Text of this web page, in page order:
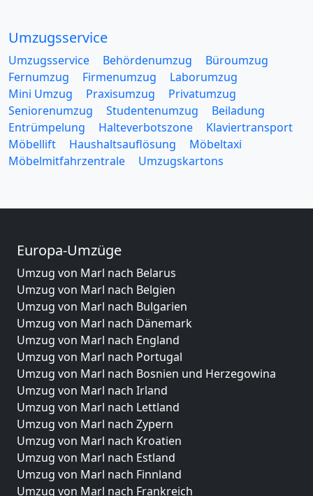
Umzugsservice
Umzugsservice Behördenumzug
Büroumzug
Fernumzug
Firmenumzug
Laborumzug
Mini Umzug
Praxisumzug
Privatumzug
Seniorenumzug
Studentenumzug
Beiladung
Entrümpelung
Halteverbotszone
Klaviertransport
Möbellift
Haushaltsauflösung
Möbeltaxi
Möbelmitfahrzentrale
Umzugskartons
Europa-Umzüge
Umzug von Marl nach Belarus
Umzug von Marl nach Belgien
Umzug von Marl nach Bulgarien
Umzug von Marl nach Dänemark
Umzug von Marl nach England
Umzug von Marl nach Portugal
Umzug von Marl nach Bosnien und Herzegowina
Umzug von Marl nach Irland
Umzug von Marl nach Lettland
Umzug von Marl nach Zypern
Umzug von Marl nach Kroatien
Umzug von Marl nach Estland
Umzug von Marl nach Finnland
Umzug von Marl nach Frankreich